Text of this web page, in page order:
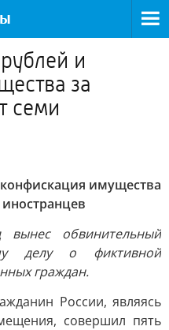
и
за
семи
имущества
вынес обвинительный
делу о фиктивной
граждан.
России, являясь
совершил пять